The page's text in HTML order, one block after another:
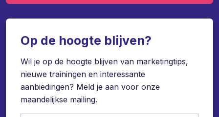
Op de hoogte blijven?
Wil je op de hoogte blijven van marketingtips,
nieuwe trainingen en interessante
aanbiedingen? Meld je aan voor onze
maandelijkse mailing.